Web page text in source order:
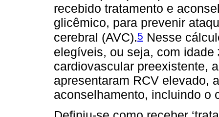
recebido tratamento e
glicêmico, para prevenir
cerebral (AVC).5 Nesse
elegíveis, ou seja, com
cardiovascular preexistente,
apresentaram RCV elevado,
aconselhamento, incluindo o